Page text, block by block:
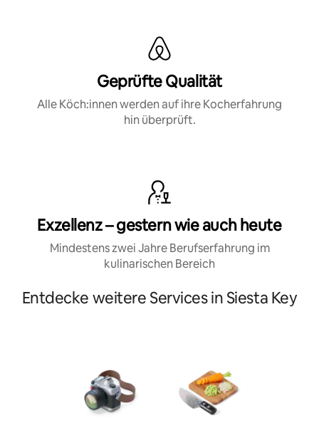
Geprüfte Qualität
Alle Köch:innen werden auf ihre Kocherfahrung
hin überprüft.
Exzellenz – gestern wie auch heute
Mindestens zwei Jahre Berufserfahrung im
kulinarischen Bereich
Entdecke weitere Services in Siesta Key